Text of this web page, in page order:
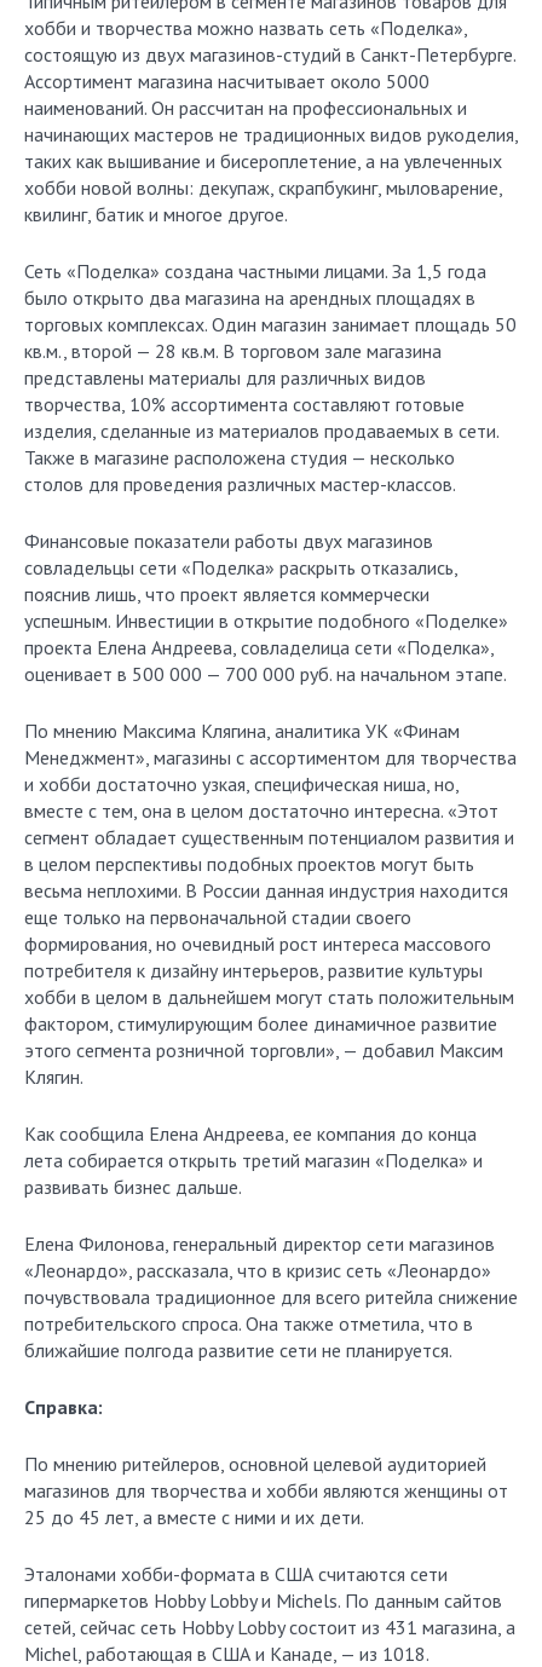
хобби и творчества можно назвать сеть «Поделка»,
состоящую из двух магазинов-студий в Санкт-Петербурге.
Ассортимент магазина насчитывает около 5000
наименований. Он рассчитан на профессиональных и
начинающих мастеров не традиционных видов рукоделия,
таких как вышивание и бисероплетение, а на увлеченных
хобби новой волны: декупаж, скрапбукинг, мыловарение,
квилинг, батик и многое другое.
Сеть «Поделка» создана частными лицами. За 1,5 года
было открыто два магазина на арендных площадях в
торговых комплексах. Один магазин занимает площадь 50
кв.м., второй — 28 кв.м. В торговом зале магазина
представлены материалы для различных видов
творчества, 10% ассортимента составляют готовые
изделия, сделанные из материалов продаваемых в сети.
Также в магазине расположена студия — несколько
столов для проведения различных мастер-классов.
Финансовые показатели работы двух магазинов
совладельцы сети «Поделка» раскрыть отказались,
пояснив лишь, что проект является коммерчески
успешным. Инвестиции в открытие подобного «Поделке»
проекта Елена Андреева, совладелица сети «Поделка»,
оценивает в 500 000 — 700 000 руб. на начальном этапе.
По мнению Максима Клягина, аналитика УК «Финам
Менеджмент», магазины с ассортиментом для творчества
и хобби достаточно узкая, специфическая ниша, но,
вместе с тем, она в целом достаточно интересна. «Этот
сегмент обладает существенным потенциалом развития и
в целом перспективы подобных проектов могут быть
весьма неплохими. В России данная индустрия находится
еще только на первоначальной стадии своего
формирования, но очевидный рост интереса массового
потребителя к дизайну интерьеров, развитие культуры
хобби в целом в дальнейшем могут стать положительным
фактором, стимулирующим более динамичное развитие
этого сегмента розничной торговли», — добавил Максим
Клягин.
Как сообщила Елена Андреева, ее компания до конца
лета собирается открыть третий магазин «Поделка» и
развивать бизнес дальше.
Елена Филонова, генеральный директор сети магазинов
«Леонардо», рассказала, что в кризис сеть «Леонардо»
почувствовала традиционное для всего ритейла снижение
потребительского спроса. Она также отметила, что в
ближайшие полгода развитие сети не планируется.
Справка:
По мнению ритейлеров, основной целевой аудиторией
магазинов для творчества и хобби являются женщины от
25 до 45 лет, а вместе с ними и их дети.
Эталонами хобби-формата в США считаются сети
гипермаркетов Hobby Lobby и Michels. По данным сайтов
сетей, сейчас сеть Hobby Lobby состоит из 431 магазина, а
Michel, работающая в США и Канаде, — из 1018.